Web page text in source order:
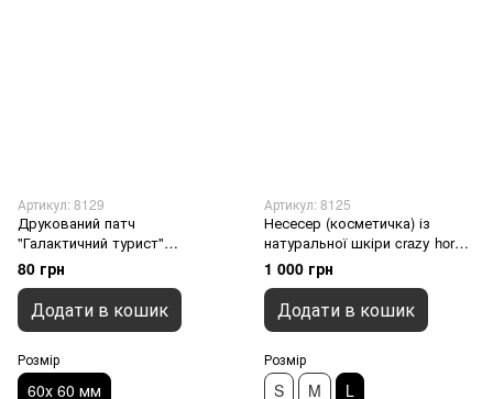
Артикул: 8129
Друкований патч
"Галактичний турист"
(шеврон, нашивка) на липучці
, 60х 60 мм
80 грн
Додати в кошик
Розмір
60х 60 мм
Артикул: 8125
Несесер (косметичка) із
натуральної шкіри crazy horse,
Зелений, L
1 000 грн
Додати в кошик
Розмір
S M L